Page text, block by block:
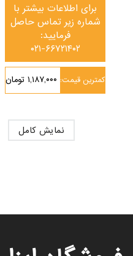
برای اطلاعات بیشتر با
شماره زیر تماس حاصل
فرمایید:
۰۲۱-۶۶۷۲۱۴۰۲
۱,۱۸۷,۰۰۰ تومان کمترین قیمت:
نمایش کامل